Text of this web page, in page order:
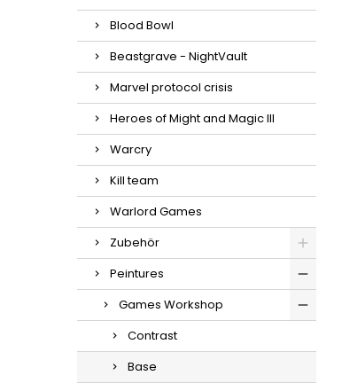
Blood Bowl
Beastgrave - NightVault
Marvel protocol crisis
Heroes of Might and Magic III
Warcry
Kill team
Warlord Games
Zubehör
Peintures
Games Workshop
Contrast
Base